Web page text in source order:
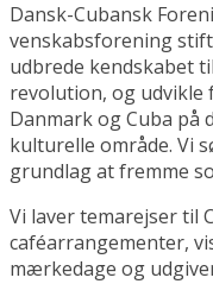
Dansk-Cubansk
venskabsforening
udbrede kendskabet
revolution, og udvikle
Danmark og Cuba på
kulturelle område. Vi
grundlag at fremme
Vi laver temarejser til
caféarrangementer,
mærkedage og